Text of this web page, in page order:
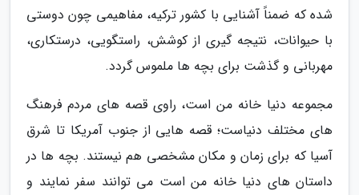
شده که ضمناً آشنایی با کشور ترکیه، مفاهیمی چون دوستی
با حیوانات، نتیجه گیری از کوشش، راستگویی، درستکاری،
مهربانی و گذشت برای بچه ها ملموس گردد.
مجموعه دنیا خانه من است، راوی قصه های مردم فرهنگ
های مختلف دنیاست؛ قصه هایی از جنوب آمریکا تا شرق
آسیا که برای زمان و مکان مشخصی هم نیستند. بچه ها در
داستان های دنیا خانه من است می توانند سفر نمایند و